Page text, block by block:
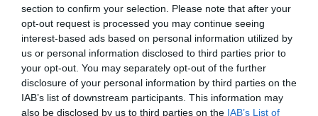
section to confirm your selection. Please note that after your
opt-out request is processed you may continue seeing
interest-based ads based on personal information utilized by
us or personal information disclosed to third parties prior to
your opt-out. You may separately opt-out of the further
disclosure of your personal information by third parties on the
IAB’s list of downstream participants. This information may
also be disclosed by us to third parties on the IAB’s List of
Met de kaart de reiswereld
verkennen met reisgidse...
8 jaren geleden
Puglia - of Apulië - verkennen -